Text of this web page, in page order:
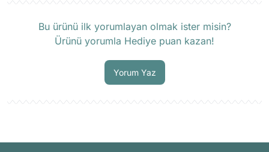
Bu ürünü ilk yorumlayan olmak ister misin?
Ürünü yorumla Hediye puan kazan!
Yorum Yaz